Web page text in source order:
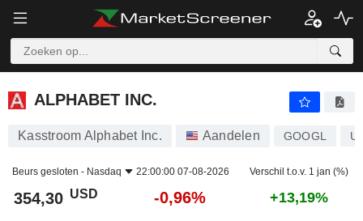
ALPHABET INC.
ALPHABET INC.
Kasstroom Alphabet Inc. Aandelen GOOGL
Beurs gesloten - Nasdaq 22:00:00 07-08-2026 Verschil t.o.v. 1 jan (%)
354,30 USD -0,96% +13,19%